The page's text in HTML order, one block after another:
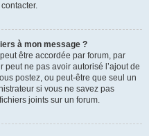
à mon message ?
être accordée par forum, par
peut ne pas avoir autorisé l’ajout de
postez, ou peut-être que seul un
si vous ne savez pas
joints sur un forum.